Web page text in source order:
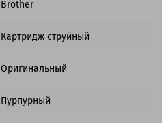
Brother
Картридж струйный
Оригинальный
Пурпурный